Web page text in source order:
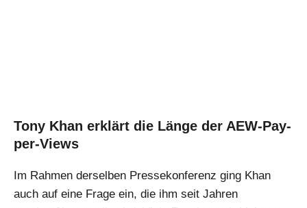
Tony Khan erklärt die Länge der AEW-Pay-
per-Views
Im Rahmen derselben Pressekonferenz ging Khan
auch auf eine Frage ein, die ihm seit Jahren